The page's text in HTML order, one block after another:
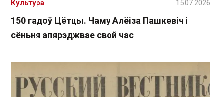
150 гадоў Цётцы. Чаму Алёіза Пашкевіч і
сёньня апярэджвае свой час
Культура 15.07.2026